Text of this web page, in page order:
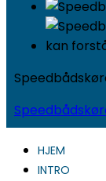
HJEM
INTRO